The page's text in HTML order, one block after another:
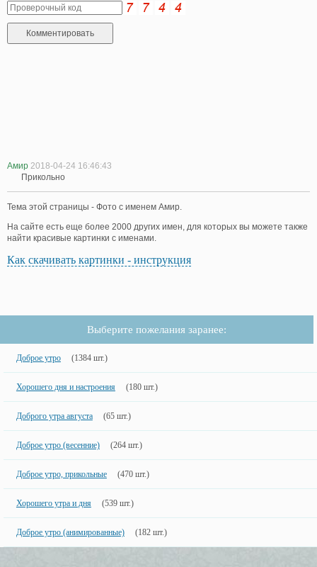
Амир 2018-04-24 16:46:43
Прикольно
Тема этой страницы - Фото с именем Амир.
На сайте есть еще более 2000 других имен, для которых вы можете также
найти красивые картинки с именами.
Как скачивать картинки - инструкция
Выберите пожелания заранее:
Доброе утро (1384 шт.)
Хорошего дня и настроения (180 шт.)
Доброго утра августа (65 шт.)
Доброе утро (весенние) (264 шт.)
Доброе утро, прикольные (470 шт.)
Хорошего утра и дня (539 шт.)
Доброе утро (анимированные) (182 шт.)